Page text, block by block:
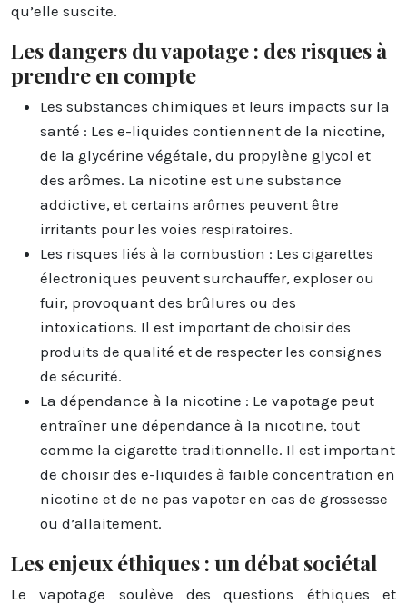
qu’elle suscite.
Les dangers du vapotage : des risques à
prendre en compte
Les substances chimiques et leurs impacts sur la
santé : Les e-liquides contiennent de la nicotine,
de la glycérine végétale, du propylène glycol et
des arômes. La nicotine est une substance
addictive, et certains arômes peuvent être
irritants pour les voies respiratoires.
Les risques liés à la combustion : Les cigarettes
électroniques peuvent surchauffer, exploser ou
fuir, provoquant des brûlures ou des
intoxications. Il est important de choisir des
produits de qualité et de respecter les consignes
de sécurité.
La dépendance à la nicotine : Le vapotage peut
entraîner une dépendance à la nicotine, tout
comme la cigarette traditionnelle. Il est important
de choisir des e-liquides à faible concentration en
nicotine et de ne pas vapoter en cas de grossesse
ou d’allaitement.
Les enjeux éthiques : un débat sociétal
Le vapotage soulève des questions éthiques et